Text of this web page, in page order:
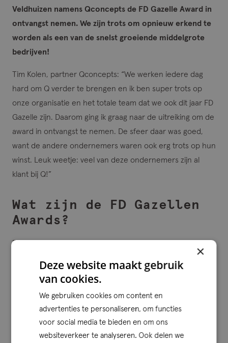
Veldhuizen namens Qconcepts de FD Gazelle Award in
ontvangst nemen. We zijn trots om opnieuw erkend te
worden als een van de snelst groeiende middelgrote
bedrijven!
Tim Kolen, partner Qconcepts: “We werken iedere dag
hard om Q verder te brengen en ik ben super trots op
onze organisatie en het totale team dat we ook dit jaar FD
Gazelle zijn. Daarom ging ik graag naar de uitreiking om de
award in ontvangst te nemen. De sfeer daar was goed,
want de andere ondernemers waren ook erg trots op hun
winst. Leuk weetje: veel van deze ondernemers zijn al
klant bij Q!”
Wat zijn de FD Gazellen
Awards?
De FD Gazellen Awards worden jaarlijks georganiseerd
door het Financieele Dagblad om ondernemerschap te
belonen en in de spotlights te zetten. De FD Gazellen
2021 en 2023 met ten minste 20% in omzet zijn gegroeid,
geen krimp boekten in 2023 en bovendien winstgevend
×
Deze website maakt gebruik
van cookies.
We gebruiken cookies om content en
advertenties te personaliseren, om functies
voor social media te bieden en om ons
websiteverkeer te analyseren. Ook delen we